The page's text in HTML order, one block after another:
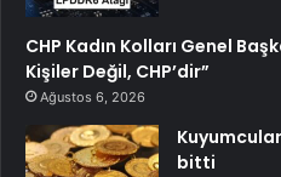
CHP Kadın Kolları Genel
Kişiler Değil, CHP’dir”
Ağustos 6, 2026
bitti